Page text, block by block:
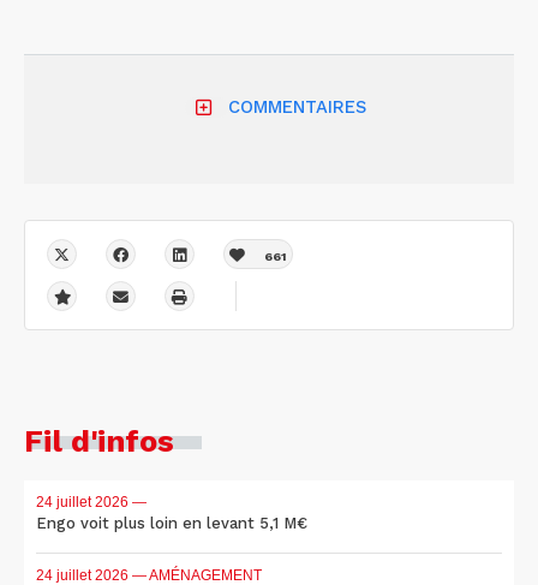
COMMENTAIRES
661
Fil d'infos
24 juillet 2026 —
Engo voit plus loin en levant 5,1 M€
24 juillet 2026 — AMÉNAGEMENT